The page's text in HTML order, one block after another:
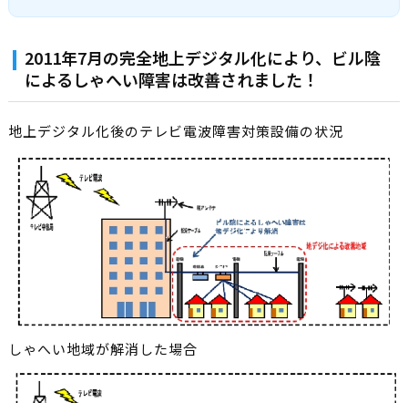
2011年7月の完全地上デジタル化により、ビル陰
によるしゃへい障害は改善されました！
地上デジタル化後のテレビ電波障害対策設備の状況
しゃへい地域が解消した場合